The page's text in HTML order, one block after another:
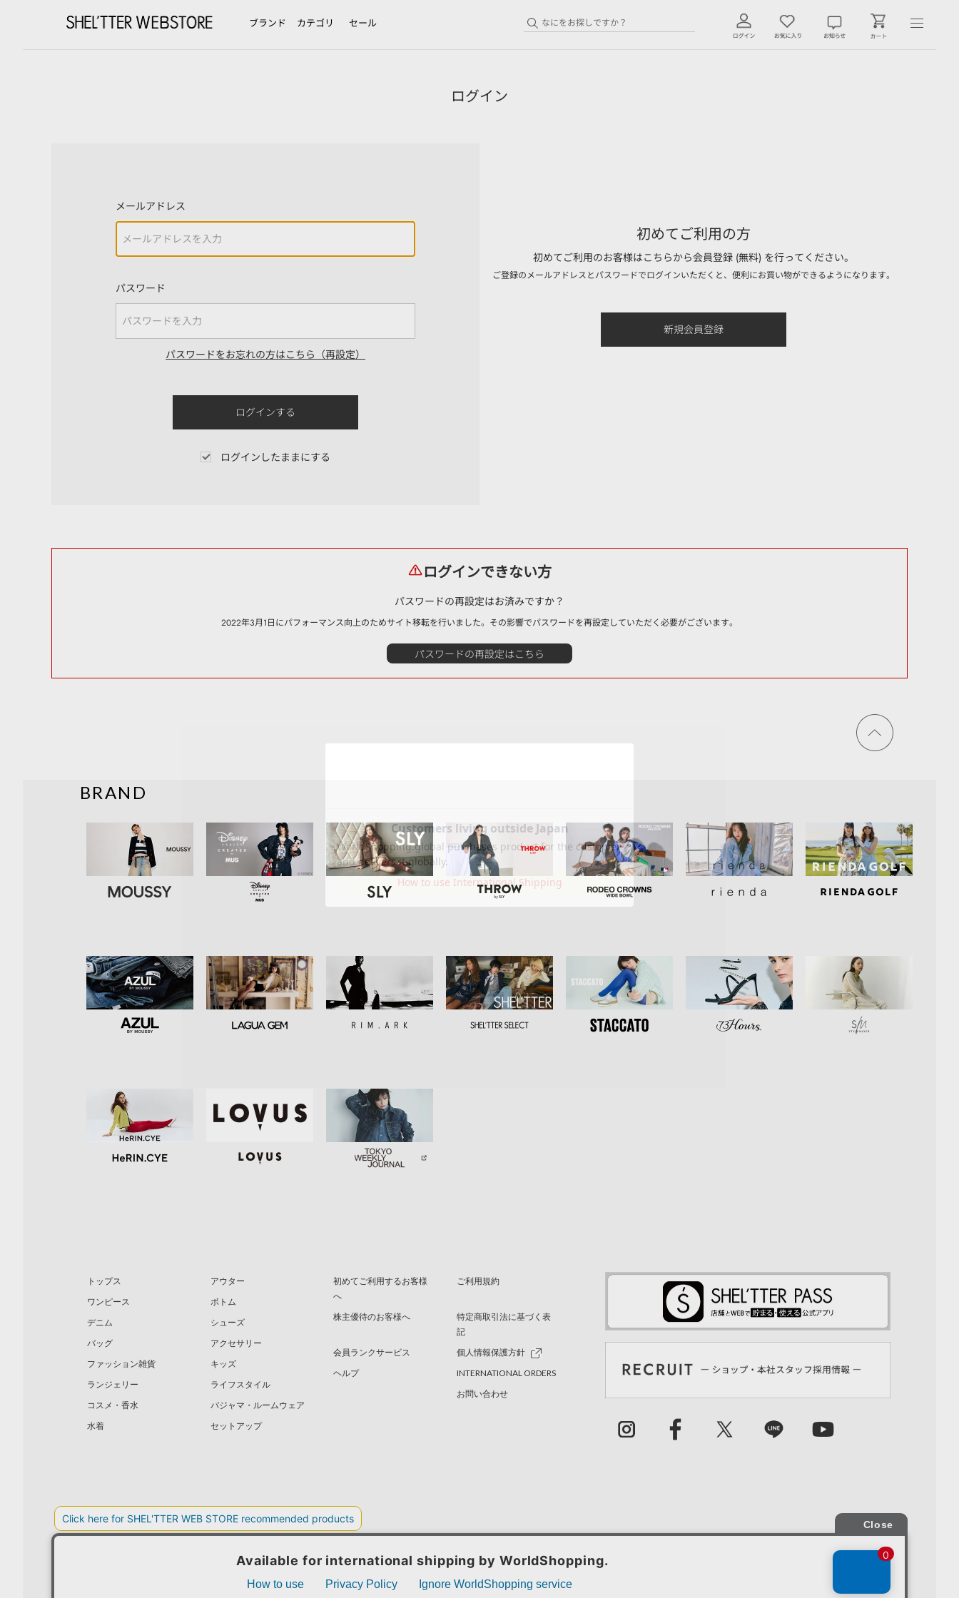
ブランド カテゴリ セール
ログイン
メールアドレス
パスワード
パスワードをお忘れの方はこちら（再設定）
ログインしたままにする
初めてご利用の方
初めてご利用のお客様はこちらから会員登録 (無料) を行ってください。
ご登録のメールアドレスとパスワードでログインいただくと、便利にお買い物ができるようになります。
ログインできない方
パスワードの再設定はお済みですか？
2022年3月1日にパフォーマンス向上のためサイト移転を行いました。その影響でパスワードを再設定していただく必要がございます。
ページ
トップ
BRAND
トップス
アウター
ワンピース
ボトム
デニム
シューズ
バッグ
アクセサリー
ファッション雑貨
キッズ
ランジェリー
ライフスタイル
コスメ・香水
パジャマ・ルームウェア
水着
セットアップ
初めてご利用するお客様
へ
ご利用規約
株主優待のお客様へ
特定商取引法に基づく表
記
会員ランクサービス
個人情報保護方針
ヘルプ
INTERNATIONAL ORDERS
お問い合わせ
BAROQUE JAPAN LIMITED SHEL’TTER GREEN 採用情報
COPYRIGHT © BAROQUE JAPAN LIMITED ALL RIGHTS RESERVED.